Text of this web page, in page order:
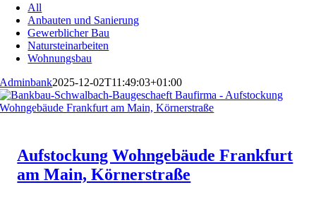
All
Anbauten und Sanierung
Gewerblicher Bau
Natursteinarbeiten
Wohnungsbau
Adminbank2025-12-02T11:49:03+01:00
Aufstockung Wohngebäude Frankfurt
am Main, Körnerstraße